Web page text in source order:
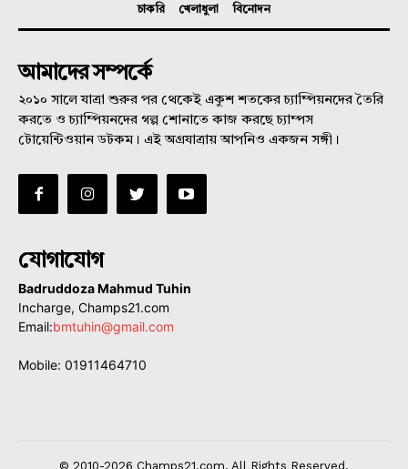
চাকরি
খেলাধুলা বিনোদন
আমাদের সম্পর্কে
২০১০ সালে যাত্রা শুরুর পর থেকেই একুশ শতকের চ্যাম্পিয়নদের তৈরি
করতে ও চ্যাম্পিয়নদের গল্প শোনাতে কাজ করছে চ্যাম্পস
টোয়েন্টিওয়ান ডটকম। এই অগ্রযাত্রায় আপনিও একজন সঙ্গী।
যোগাযোগ
Badruddoza Mahmud Tuhin
Incharge, Champs21.com
Email:bmtuhin@gmail.com
Mobile: 01911464710
© 2010-2026 Champs21.com. All Rights Reserved.